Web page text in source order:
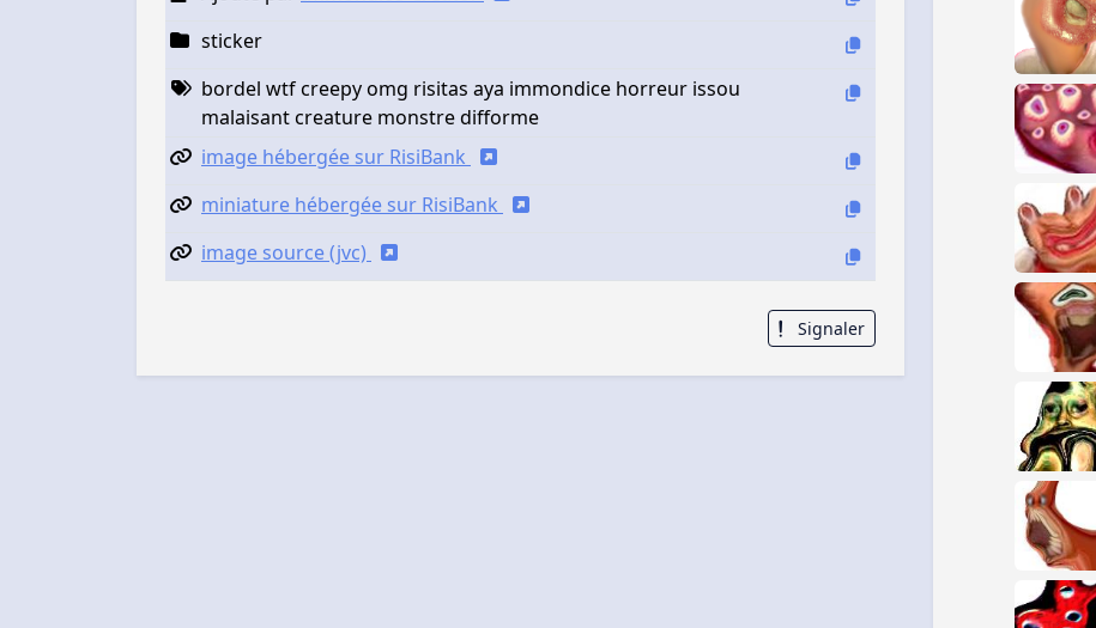
sticker
bordel wtf creepy omg risitas aya immondice horreur issou
malaisant creature monstre difforme
image hébergée sur RisiBank
miniature hébergée sur RisiBank
image source (jvc)
Signaler